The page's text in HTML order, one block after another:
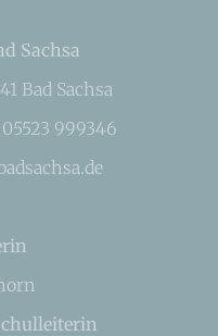
Sachsa
Bad Sachsa
999346